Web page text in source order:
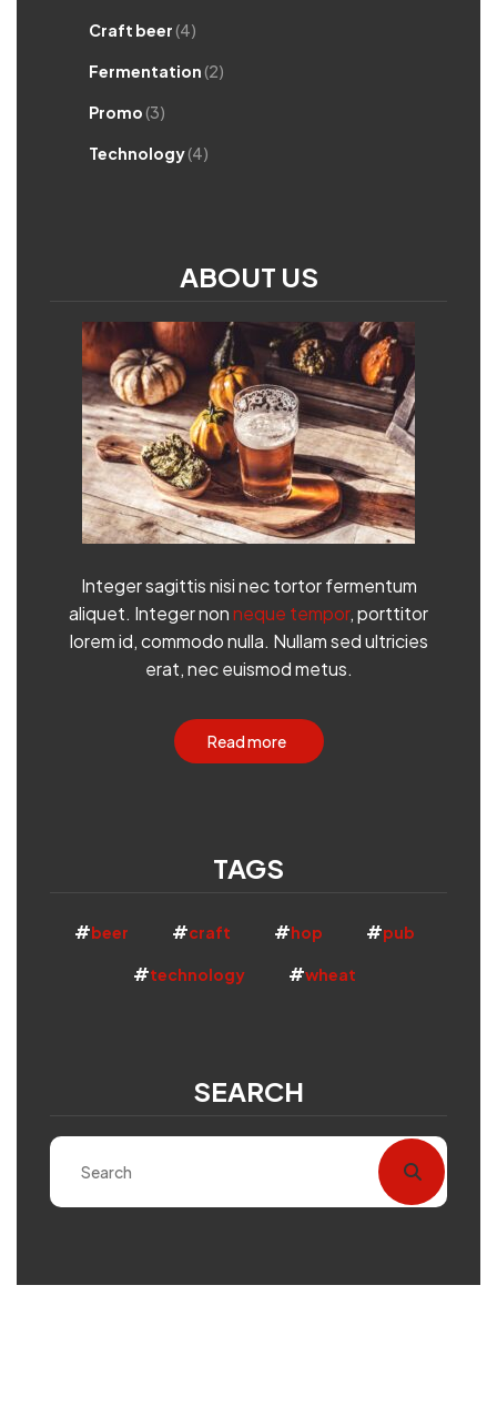
Craft beer(4)
Fermentation(2)
Promo(3)
Technology(4)
ABOUT US
Integer sagittis nisi nec tortor fermentum
aliquet. Integer nonneque tempor, porttitor
lorem id, commodo nulla. Nullam sed ultricies
erat, nec euismod metus.
Read more
TAGS
beer craft hop pub
technology wheat
SEARCH